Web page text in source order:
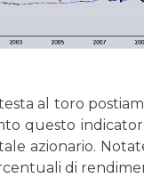
al toro
questo
azionario.
di